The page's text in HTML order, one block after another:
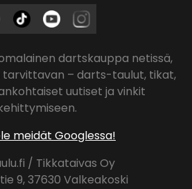
dartskauppa netissä,
tarvittavan – darts-taulut, tikat,
uutiset ja vinkit
meidät Googlessa!
/ Tikkataivas Oy
9, 37630 Valkeakoski